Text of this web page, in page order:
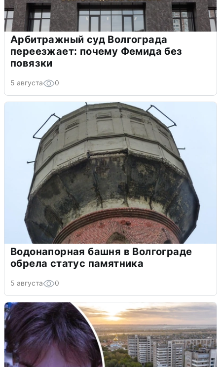
Арбитражный суд Волгограда
переезжает: почему Фемида без
повязки
5 августа 0
Водонапорная башня в Волгограде
обрела статус памятника
5 августа 0